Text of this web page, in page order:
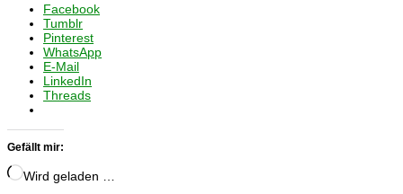
Facebook
Tumblr
Pinterest
WhatsApp
E-Mail
LinkedIn
Threads
Gefällt mir:
Wird geladen …